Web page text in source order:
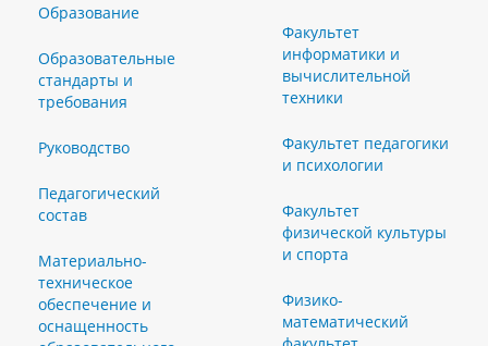
Образование
Образовательные
стандарты и
требования
Руководство
Педагогический
состав
Материально-
техническое
обеспечение и
оснащенность
Факультет
информатики и
вычислительной
техники
Факультет педагогики
и психологии
Факультет
физической культуры
и спорта
Физико-
математический